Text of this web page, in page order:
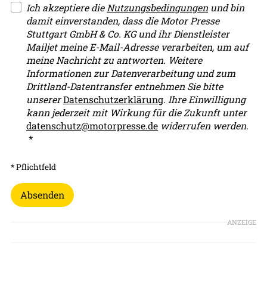
Ich akzeptiere die Nutzungsbedingungen und bin
damit einverstanden, dass die Motor Presse
Stuttgart GmbH & Co. KG und ihr Dienstleister
Mailjet meine E-Mail-Adresse verarbeiten, um auf
meine Nachricht zu antworten. Weitere
Informationen zur Datenverarbeitung und zum
Drittland-Datentransfer entnehmen Sie bitte
unsererDatenschutzerklärung. Ihre Einwilligung
kann jederzeit mit Wirkung für die Zukunft unter
datenschutz@motorpresse.de widerrufen werden.
*
* Pflichtfeld
Absenden
ANZEIGE